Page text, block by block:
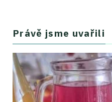
Právě jsme uvařili